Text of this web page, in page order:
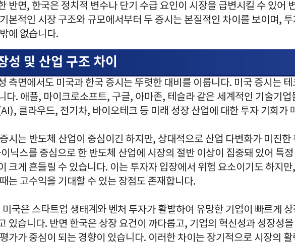
반면, 한국은 정치적 변수나 단기 수급 요인이 시장을 급변시킬 수 있어
본적인 시장 구조와 규모에서부터 두 증시는 본질적인 차이를 보이며,
에 없습니다.
성 및 산업 구조 차이
측면에서도 미국과 한국 증시는 뚜렷한 대비를 이룹니다. 미국 증시는
다. 애플, 마이크로소프트, 구글, 아마존, 테슬라 같은 세계적인 기술기
클라우드, 전기차, 바이오테크 등 미래 성장 산업에 대한 투자 기회가
시는 반도체 산업이 중심이긴 하지만, 상대적으로 산업 다변화가 미진
닉스를 중심으로 한 반도체 산업에 시장의 절반 이상이 집중돼 있어 특
크게 흔들릴 수 있습니다. 이는 투자자 입장에서 위험 요소이기도 하지
는 고수익을 기대할 수 있는 장점도 존재합니다.
미국은 스타트업 생태계와 벤처 투자가 활발하여 유망한 기업이 빠르게
있습니다. 반면 한국은 상장 요건이 까다롭고, 기업의 혁신성과 성장성
가가 중심이 되는 경향이 있습니다. 이러한 차이는 장기적으로 시장의 활